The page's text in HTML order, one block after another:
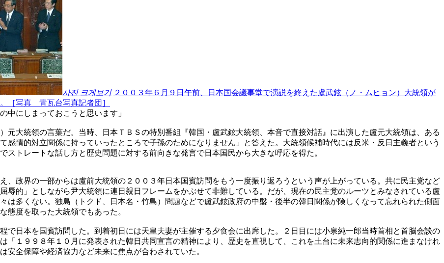
사진 크게보기 ２００３年６月９日午前、日本国会議事堂で演説を終えた盧武鉉（ノ・ムヒョン）大統領が
［写真 青瓦台写真記者団］
中にしまっておこうと思います」
元大統領の言葉だ。当時、日本ＴＢＳの特別番組『韓国・盧武鉉大統領、本音で直接対話』に出演した盧元大統領は、ある
感情的対立関係に持っていったところで子孫のためになりません」と答えた。大統領候補時代には反米・反日主義者という
トレートな話し方と歴史問題に対する前向きな発言で日本国民から大きな呼応を得た。
、政界の一部からは盧前大統領の２００３年日本国賓訪問をもう一度振り返ろうという声が上がっている。共に民主党など
辱的」としながら尹大統領に連日親日フレームをかぶせて非難している。だが、現在の民主党のルーツとみなされている盧
は多くない。独島（トクド、日本名・竹島）問題などで盧武鉉政府の中盤・後半の韓日関係が険しくなって忘れられた側面
態度を取った大統領でもあった。
で日本を国賓訪問した。到着初日には天皇夫妻が主催する夕食会に出席した。２日目には小泉純一郎当時首相と首脳会談の
「１９９８年１０月に発表された韓日共同宣言の精神により、歴史を直視して、これを土台に未来志向的関係に進まなけれ
全保障や経済協力など未来に焦点が合わされていた。